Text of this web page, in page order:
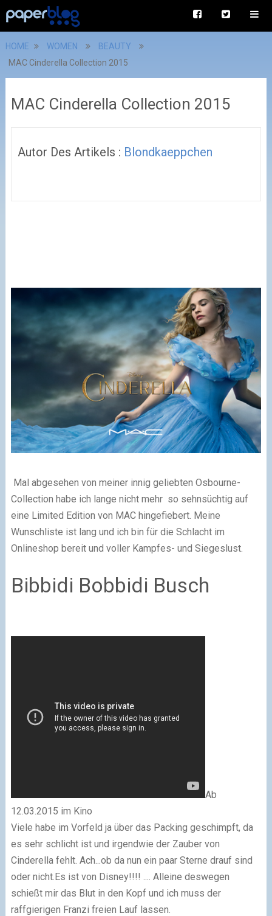
HOME WOMEN
BEAUTY
MAC Cinderella Collection 2015
MAC Cinderella Collection 2015
Autor Des Artikels : Blondkaeppchen
Mal abgesehen von meiner innig geliebten Osbourne-
Collection habe ich lange nicht mehr so sehnsüchtig auf
eine Limited Edition von MAC hingefiebert. Meine
Wunschliste ist lang und ich bin für die Schlacht im
Onlineshop bereit und voller Kampfes- und Siegeslust.
Bibbidi Bobbidi Busch
Ab
12.03.2015 im Kino
Viele habe im Vorfeld ja über das Packing geschimpft, da
es sehr schlicht ist und irgendwie der Zauber von
Cinderella fehlt. Ach...ob da nun ein paar Sterne drauf sind
oder nicht.Es ist von Disney!!!! .... Alleine deswegen
schießt mir das Blut in den Kopf und ich muss der
raffgierigen Franzi freien Lauf lassen.